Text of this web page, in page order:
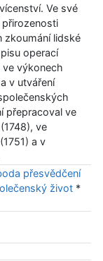
Ve své
přirozenosti
zkoumání lidské
operací
ve výkonech
v utváření
přepracoval ve
ve
a v
přesvědčení
život*